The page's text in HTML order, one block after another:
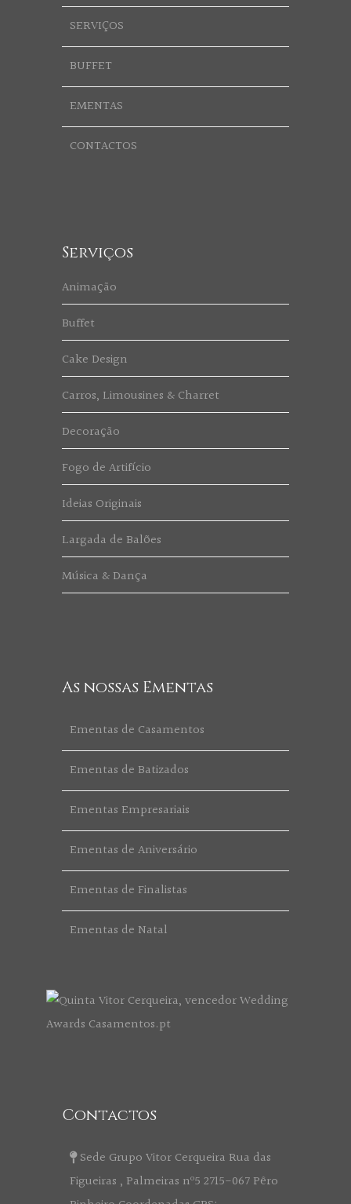
SERVIÇOS
BUFFET
EMENTAS
CONTACTOS
Serviços
Animação
Buffet
Cake Design
Carros, Limousines & Charret
Decoração
Fogo de Artifício
Ideias Originais
Largada de Balões
Música & Dança
As nossas Ementas
Ementas de Casamentos
Ementas de Batizados
Ementas Empresariais
Ementas de Aniversário
Ementas de Finalistas
Ementas de Natal
Contactos
Sede Grupo Vitor Cerqueira Rua das
Figueiras , Palmeiras nº5 2715-067 Pêro